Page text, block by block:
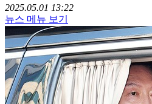
2025.05.01 13:22
뉴스 메뉴 보기